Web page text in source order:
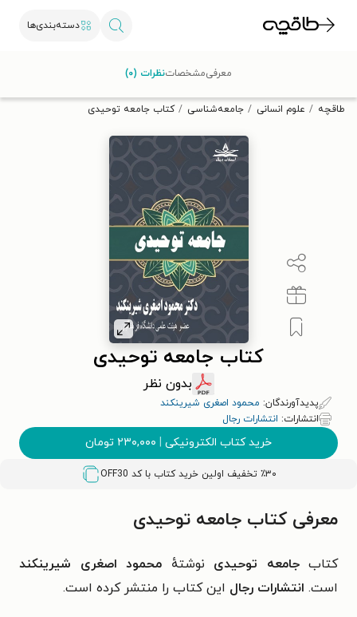
دسته‌بندی‌ها
تخفیف از طاقچه دریافت کن.
طاقچه علوم انسانی جامعه‌شناسی کتاب جامعه توحیدی
کتاب جامعه توحیدی
بدون نظر
پدیدآورندگان: محمود اصغری شیرینکند
انتشارات: انتشارات رجال
خرید کتاب الکترونیکی | ۲۳۰,۰۰۰ تومان
٪۳۰ تخفیف اولین خرید کتاب با کد OFF30
معرفیمشخصاتنظرات (۰)
معرفی کتاب جامعه توحیدی
کتابجامعه توحیدی نوشتهٔ محمود اصغری شیرینکند
است. انتشارات رجال این کتاب را منتشر کرده است.